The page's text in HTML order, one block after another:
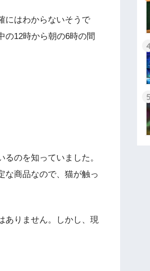
にはわからないそうで
の12時から朝の6時の間
のを知っていました。
な商品なので、猫が触っ
ありません。しかし、現
5